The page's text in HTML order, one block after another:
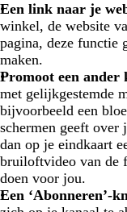
Een link naar je
winkel, de website
pagina, deze functie
maken.
Promoot een ander
met gelijkgestemde
bijvoorbeeld een
schermen geeft over
dan op je eindkaart
bruiloftvideo van de
doen voor jou.
Een ‘Abonneren’-